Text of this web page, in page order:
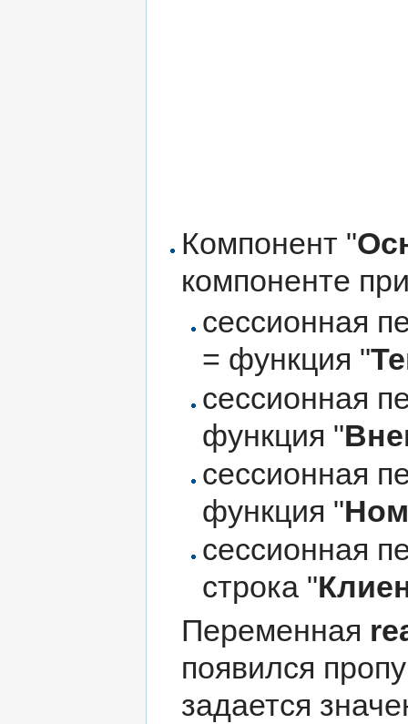
Компонент "
компоненте
сессионная
= функция "
сессионная
функция "
сессионная
функция "
сессионная
строка "
Переменная
появился
задается